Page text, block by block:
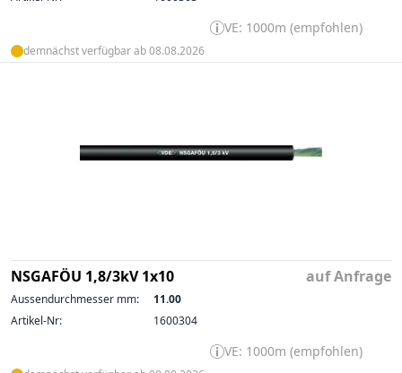
VE: 1000m (empfohlen)
demnächst verfügbar ab 08.08.2026
NSGAFÖU 1,8/3kV 1x10 auf Anfrage
Aussendurchmesser mm:
11.00
Artikel-Nr:
1600304
VE: 1000m (empfohlen)